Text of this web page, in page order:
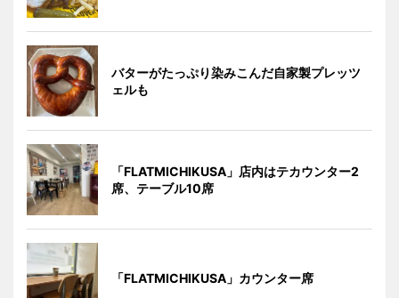
バターがたっぷり染みこんだ自家製プレッツ
ェルも
「FLATMICHIKUSA」店内はテカウンター2
席、テーブル10席
「FLATMICHIKUSA」カウンター席